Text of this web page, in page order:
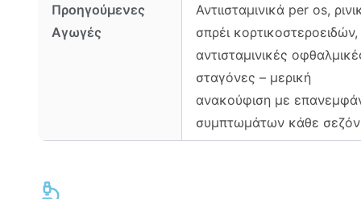
Προηγούμενες
Αγωγές
Αντιισταμινικά per os,
σπρέι κορτικοστεροειδών,
αντισταμινικές
σταγόνες – μερική
ανακούφιση με
συμπτωμάτων κάθε σεζόν